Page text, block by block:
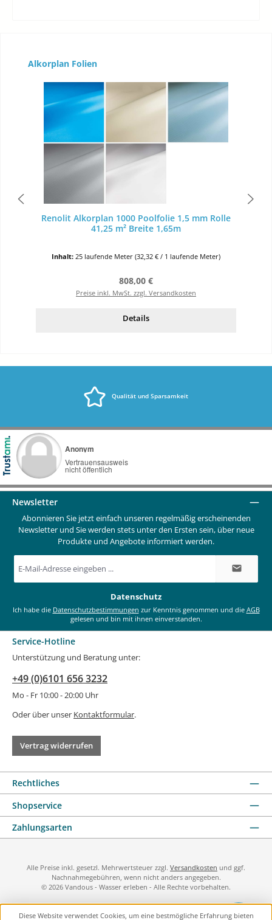
Produktgalerie überspringen
Alkorplan Folien
Renolit Alkorplan 1000 Poolfolie 1,5 mm Rolle
41,25 m² Breite 1,65m
Inhalt: 25 laufende Meter (32,32 € / 1 laufende Meter)
Regulärer Preis:
808,00 €
Preise inkl. MwSt. zzgl. Versandkosten
Details
Qualität und Sparsamkeit
Newsletter
Abonnieren Sie jetzt einfach unseren regelmäßig erscheinenden
Newsletter und Sie werden stets unter den Ersten sein, über neue
Produkte und Angebote informiert werden.
Mail-
Datenschutz
Ich habe die Datenschutzbestimmungen zur Kenntnis genommen und die AGB
gelesen und bin mit ihnen einverstanden.
Service-Hotline
Unterstützung und Beratung unter:
+49 (0)6101 656 3232
Mo - Fr 10:00 - 20:00 Uhr
Oder über unser Kontaktformular.
Vertrag widerrufen
Rechtliches
Shopservice
Zahlungsarten
Alle Preise inkl. gesetzl. Mehrwertsteuer zzgl. Versandkosten und ggf.
Nachnahmegebühren, wenn nicht anders angegeben.
© 2026 Vandous - Wasser erleben - Alle Rechte vorbehalten.
Diese Website verwendet Cookies, um eine bestmögliche Erfahrung bieten